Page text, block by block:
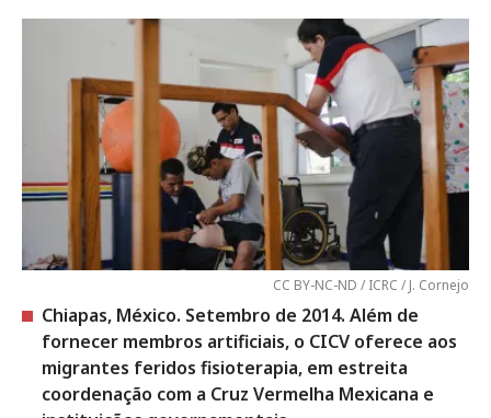
CC BY-NC-ND / ICRC / J. Cornejo
Chiapas, México. Setembro de 2014. Além de
fornecer membros artificiais, o CICV oferece aos
migrantes feridos fisioterapia, em estreita
coordenação com a Cruz Vermelha Mexicana e